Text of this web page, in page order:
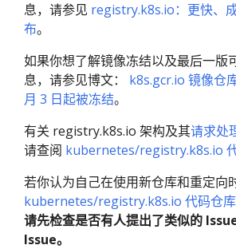
息，请参见 registry.k8s.io：更快、
布。
如果你想了解镜像冻结以及最后一版
息，请参见博文： k8s.gcr.io 镜像仓
月 3 日起被冻结。
有关 registry.k8s.io 架构及其请求处
请查阅 kubernetes/registry.k8s.io
若你认为自己在使用新仓库和重定向
kubernetes/registry.k8s.io 代码仓库
请先检查是否有人提出了类似的
Issue。